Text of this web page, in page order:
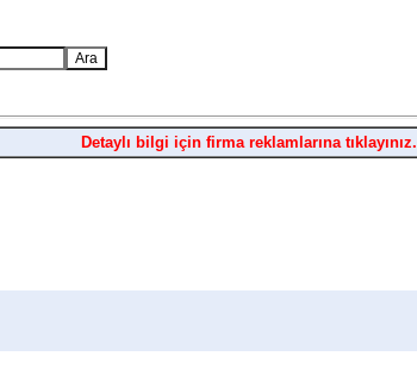
Detaylı bilgi için firma reklamlarına tıklayınız.